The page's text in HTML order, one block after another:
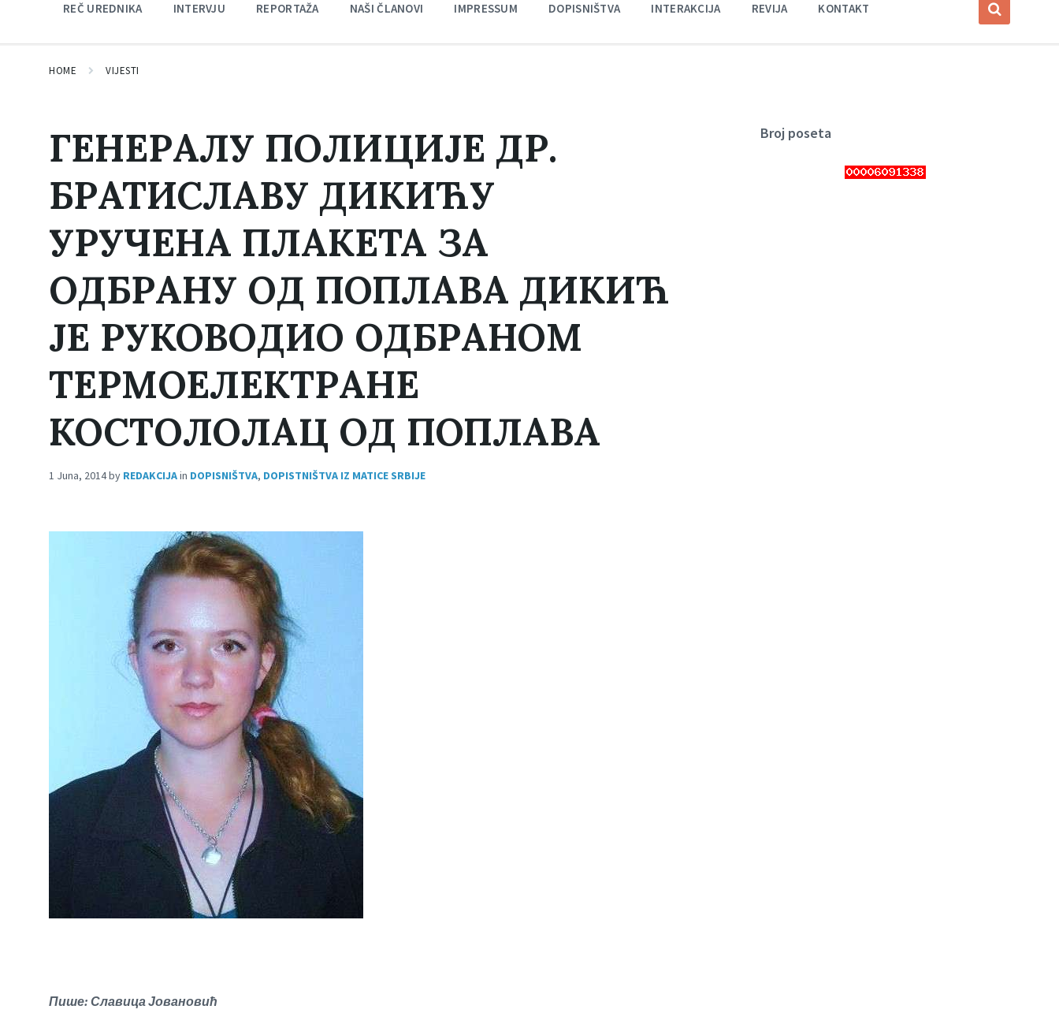
REČ UREDNIKA INTERVJU REPORTAŽA NAŠI ČLANOVI IMPRESSUM DOPISNIŠTVA INTERAKCIJA REVIJA KONTAKT
HOME VIJESTI
ГЕНЕРАЛУ ПОЛИЦИЈЕ ДР.
БРАТИСЛАВУ ДИКИЋУ
УРУЧЕНА ПЛАКЕТА ЗА
ОДБРАНУ ОД ПОПЛАВА ДИКИЋ
ЈЕ РУКОВОДИО ОДБРАНОМ
ТЕРМОЕЛЕКТРАНЕ
КОСТОЛОЛАЦ ОД ПОПЛАВА
1 Juna, 2014by REDAKCIJAin DOPISNIŠTVA, DOPISTNIŠTVA IZ MATICE SRBIJE
Пише: Славица Јовановић
Broj poseta